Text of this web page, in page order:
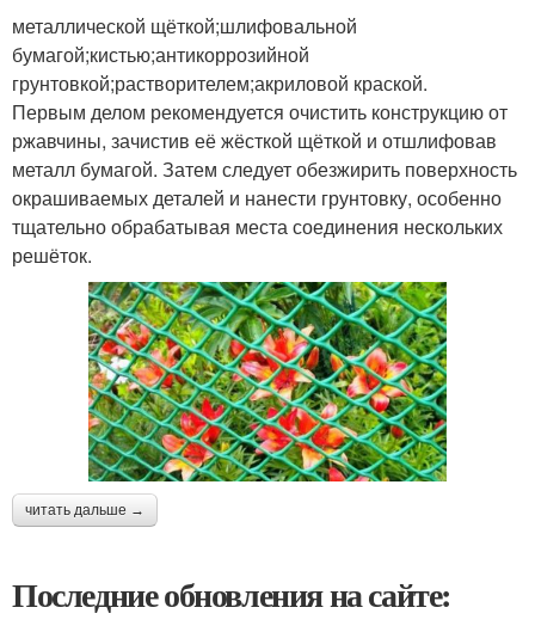
металлической щёткой;шлифовальной
бумагой;кистью;антикоррозийной
грунтовкой;растворителем;акриловой краской.
Первым делом рекомендуется очистить конструкцию от
ржавчины, зачистив её жёсткой щёткой и отшлифовав
металл бумагой. Затем следует обезжирить поверхность
окрашиваемых деталей и нанести грунтовку, особенно
тщательно обрабатывая места соединения нескольких
решёток.
читать дальше →
Последние обновления на сайте: